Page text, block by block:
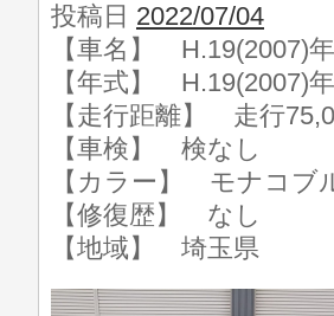
投稿日 2022/07/04
【車名】 H.19(2007)
【年式】 H.19(2007)年
【走行距離】 走行
【車検】 検なし
【カラー】 モナコブ
【修復歴】 なし
【地域】 埼玉県